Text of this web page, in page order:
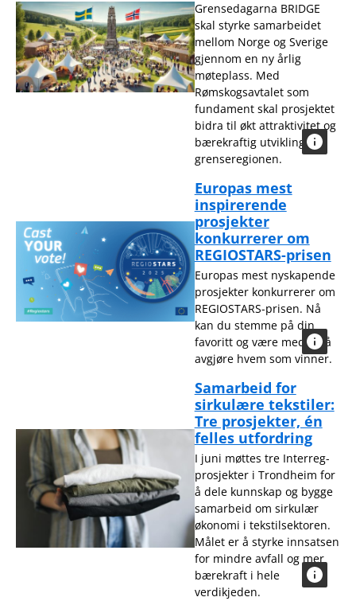
Grensedagarna BRIDGE
skal styrke samarbeidet
mellom Norge og Sverige
gjennom en ny årlig
møteplass. Med
Rømskogsavtalet som
fundament skal prosjektet
bidra til økt attraktivitet og
bærekraftig utvikling i
grenseregionen.
Europas mest
inspirerende
prosjekter
konkurrerer om
REGIOSTARS-prisen
Europas mest nyskapende
prosjekter konkurrerer om
REGIOSTARS-prisen. Nå
kan du stemme på din
favoritt og være med på å
avgjøre hvem som vinner.
Samarbeid for
sirkulære tekstiler:
Tre prosjekter, én
felles utfordring
I juni møttes tre Interreg-
prosjekter i Trondheim for
å dele kunnskap og bygge
samarbeid om sirkulær
økonomi i tekstilsektoren.
Målet er å styrke innsatsen
for mindre avfall og mer
bærekraft i hele
verdikjeden.